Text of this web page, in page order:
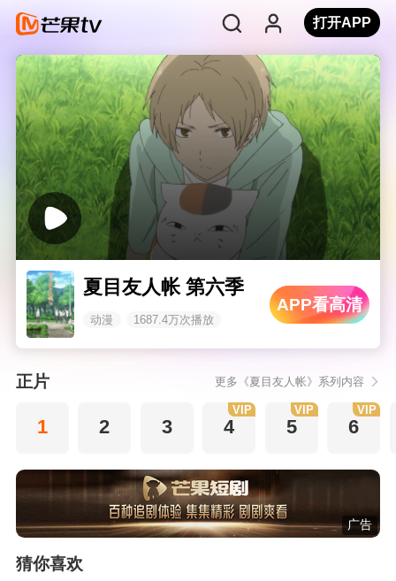
打开APP
夏目友人帐 第六季
动漫 1687.4万次播放
APP看高清
正片 更多《夏目友人帐》系列内容
1 2 3 4
VIP
5
VIP
6
VIP
广告
猜你喜欢